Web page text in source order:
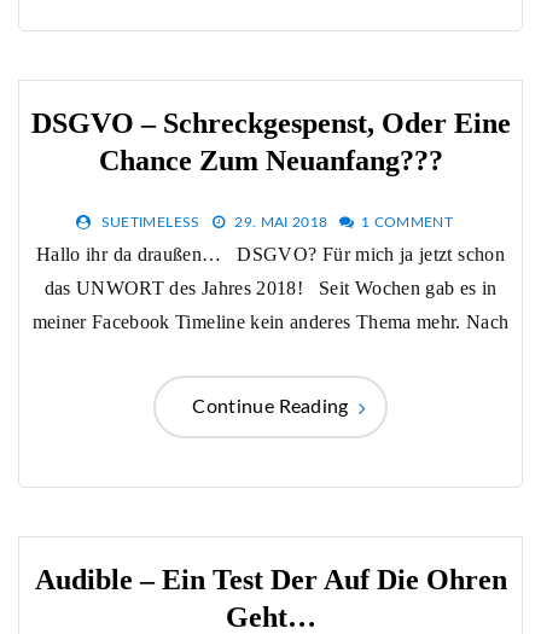
DSGVO – Schreckgespenst, Oder Eine
Chance Zum Neuanfang???
SUETIMELESS 29. MAI 2018 1 COMMENT
Hallo ihr da draußen… DSGVO? Für mich ja jetzt schon
das UNWORT des Jahres 2018! Seit Wochen gab es in
meiner Facebook Timeline kein anderes Thema mehr. Nach
Continue Reading
Audible – Ein Test Der Auf Die Ohren
Geht…